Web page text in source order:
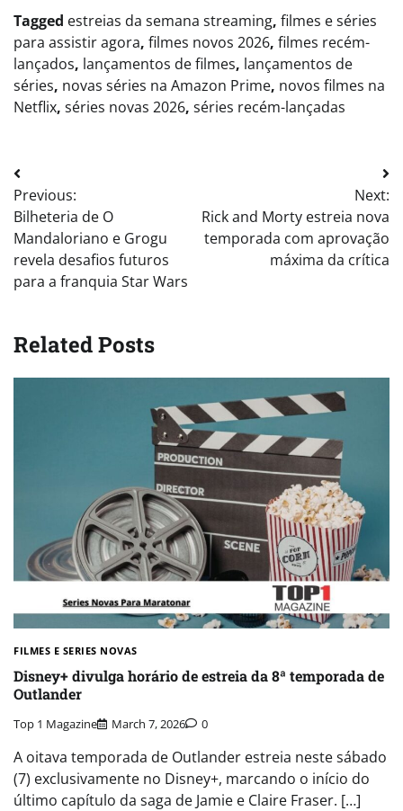
Tagged estreias da semana streaming, filmes e séries
para assistir agora, filmes novos 2026, filmes recém-
lançados, lançamentos de filmes, lançamentos de
séries, novas séries na Amazon Prime, novos filmes na
Netflix, séries novas 2026, séries recém-lançadas
Post
navigation
Previous:
Bilheteria de O
Mandaloriano e Grogu
revela desafios futuros
para a franquia Star Wars
Next:
Rick and Morty estreia nova
temporada com aprovação
máxima da crítica
Related Posts
FILMES E SERIES NOVAS​
Disney+ divulga horário de estreia da 8ª temporada de
Outlander
Top 1 Magazine March 7, 2026 0
A oitava temporada de Outlander estreia neste sábado
(7) exclusivamente no Disney+, marcando o início do
último capítulo da saga de Jamie e Claire Fraser. […]